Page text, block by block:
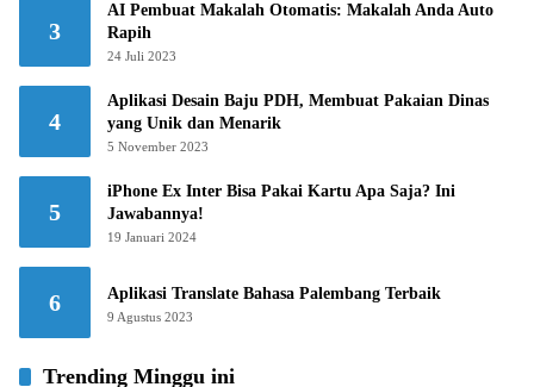
3
AI Pembuat Makalah Otomatis: Makalah Anda Auto
Rapih
24 Juli 2023
4
Aplikasi Desain Baju PDH, Membuat Pakaian Dinas
yang Unik dan Menarik
5 November 2023
5
iPhone Ex Inter Bisa Pakai Kartu Apa Saja? Ini
Jawabannya!
19 Januari 2024
6 Aplikasi Translate Bahasa Palembang Terbaik
9 Agustus 2023
Trending Minggu ini